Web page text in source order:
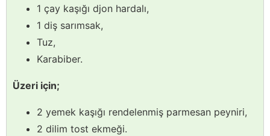
1 çay kaşığı djon hardalı,
1 diş sarımsak,
Tuz,
Karabiber.
Üzeri için;
2 yemek kaşığı rendelenmiş parmesan peyniri,
2 dilim tost ekmeği.